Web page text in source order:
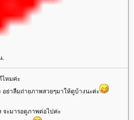
.
ไหมค่ะ
อย่าลืมถ่ายภาพสวยๆมาให้ดูบ้างนะค่ะ
จะมารอดูภาพต่อไปค่ะ